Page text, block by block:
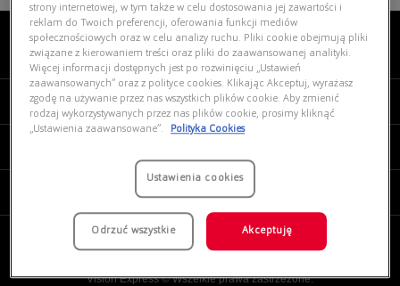
O NAS
MOJE VISION EXPRESS
Vision Express © Wszelkie prawa zastrzeżone.
strony internetowej, w tym także w celu dostosowania jej zawartości i
reklam do Twoich preferencji, oferowania funkcji mediów
społecznościowych oraz w celu analizy ruchu. Pliki cookie obejmują pliki
związane z kierowaniem treści oraz pliki do zaawansowanej analityki.
Więcej informacji dostępnych jest po rozwinięciu „Ustawień
zaawansowanych” oraz z polityce cookies. Klikając Akceptuj, wyrażasz
zgodę na używanie przez nas wszystkich plików cookie. Aby zmienić
rodzaj wykorzystywanych przez nas plików cookie, prosimy kliknąć
„Ustawienia zaawansowane”.
Polityka Cookies
Ustawienia cookies
Odrzuć wszystkie Akceptuję